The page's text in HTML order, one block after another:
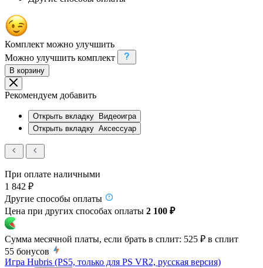
Комплект можно улучшить
Можно улучшить комплект
В корзину
Рекомендуем добавить
Открыть вкладку Видеоигра
Открыть вкладку Аксессуар
При оплате наличными
1 842 ₽
Другие способы оплаты
Цена при других способах оплаты 2 100 ₽
Сумма месячной платы, если брать в сплит: 525 ₽ в сплит
55 бонусов
Игра Hubris (PS5, только для PS VR2, русская версия)